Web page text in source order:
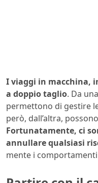
I viaggi in macchina,
a doppio taglio. Da
permettono di gestire
però, dall’altra,
Fortunatamente, ci
annullare qualsiasi
mente i